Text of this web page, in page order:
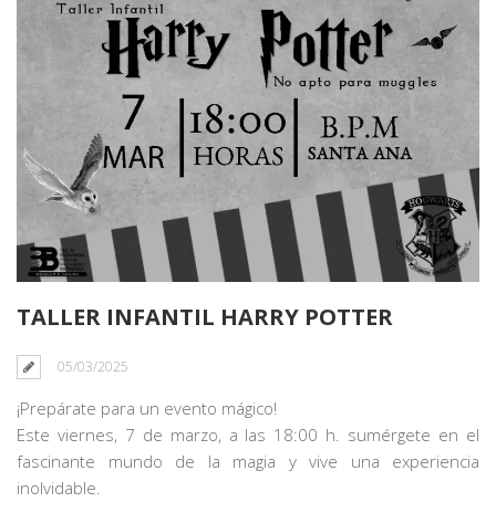
TALLER INFANTIL HARRY POTTER
05/03/2025
¡Prepárate para un evento mágico!
Este viernes, 7 de marzo, a las 18:00 h. sumérgete en el
fascinante mundo de la magia y vive una experiencia
inolvidable.